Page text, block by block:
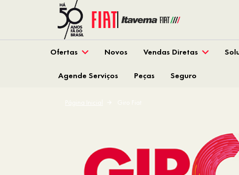
Ofertas Novos Vendas Diretas
Agende Serviços Peças Seguro